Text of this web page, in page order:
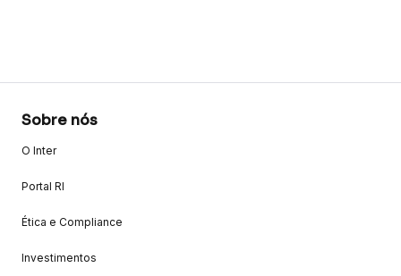
Sobre nós
O Inter
Portal RI
Ética e Compliance
Investimentos